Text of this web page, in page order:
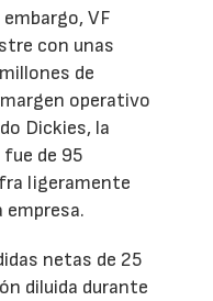
VF
con unas
de
operativo
Dickies, la
de 95
ligeramente
empresa.
netas de 25
diluida durante